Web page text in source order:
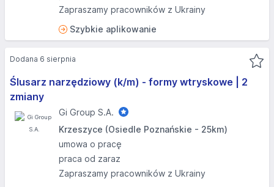
Zapraszamy pracowników z Ukrainy
Szybkie aplikowanie
Ślusarz narzędziowy (k/m) - formy wtryskowe | 2
zmiany
Gi Group S.A.
Krzeszyce (Osiedle Poznańskie - 25km)
umowa o pracę
praca od zaraz
Zapraszamy pracowników z Ukrainy
Dodana 6 sierpnia